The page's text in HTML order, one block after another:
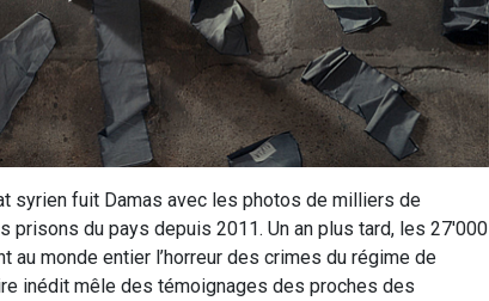
syrien fuit Damas avec les photos de milliers de
prisons du pays depuis 2011. Un an plus tard, les 27'000
au monde entier l’horreur des crimes du régime de
inédit mêle des témoignages des proches des